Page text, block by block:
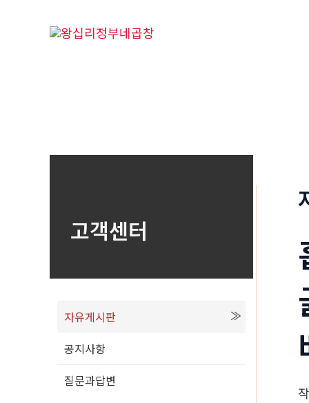
고객센터
자유게시판
공지사항
질문과답변